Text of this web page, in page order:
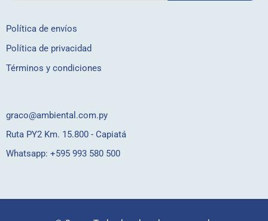
Política de envíos
Política de privacidad
Términos y condiciones
graco@ambiental.com.py
Ruta PY2 Km. 15.800 - Capiatá
Whatsapp: +595 993 580 500